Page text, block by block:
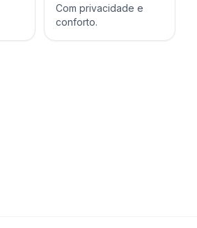
Com privacidade e
conforto.